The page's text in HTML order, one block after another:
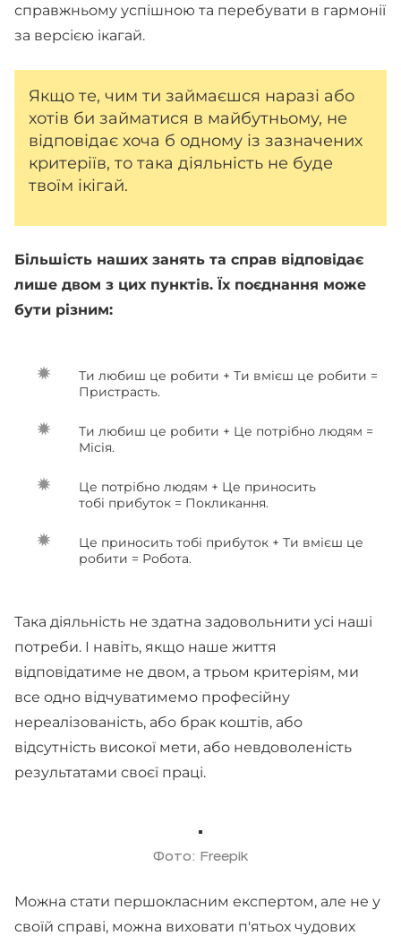
справжньому успішною та перебувати в гармонії
за версією ікагай.
Якщо те, чим ти займаєшся наразі або
хотів би займатися в майбутньому, не
відповідає хоча б одному із зазначених
критеріїв, то така діяльність не буде
твоїм ікігай.
Більшість наших занять та справ відповідає
лише двом з цих пунктів. Їх поєднання може
бути різним:
Ти любиш це робити + Ти вмієш це робити =
Пристрасть.
Ти любиш це робити + Це потрібно людям =
Місія.
Це потрібно людям + Це приносить
тобі прибуток = Покликання.
Це приносить тобі прибуток + Ти вмієш це
робити = Робота.
Така діяльність не здатна задовольнити усі наші
потреби. І навіть, якщо наше життя
відповідатиме не двом, а трьом критеріям, ми
все одно відчуватимемо професійну
нереалізованість, або брак коштів, або
відсутність високої мети, або невдоволеність
результатами своєї праці.
Фото: Freepik
Можна стати першокласним експертом, але не у
своїй справі, можна виховати п'ятьох чудових